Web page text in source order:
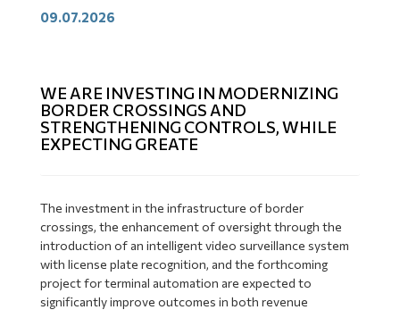
09.07.2026
WE ARE INVESTING IN MODERNIZING
BORDER CROSSINGS AND
STRENGTHENING CONTROLS, WHILE
EXPECTING GREATE
The investment in the infrastructure of border
crossings, the enhancement of oversight through the
introduction of an intelligent video surveillance system
with license plate recognition, and the forthcoming
project for terminal automation are expected to
significantly improve outcomes in both revenue